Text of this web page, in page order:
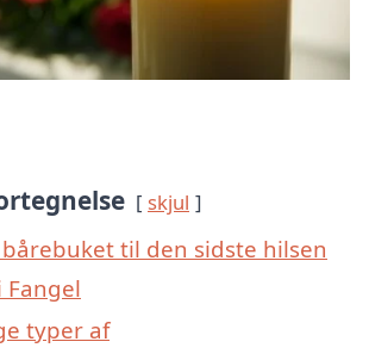
skjul
til den sidste hilsen
typer af